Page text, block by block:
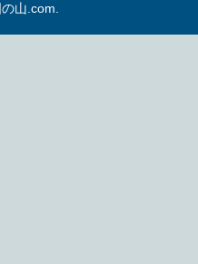
山.com.